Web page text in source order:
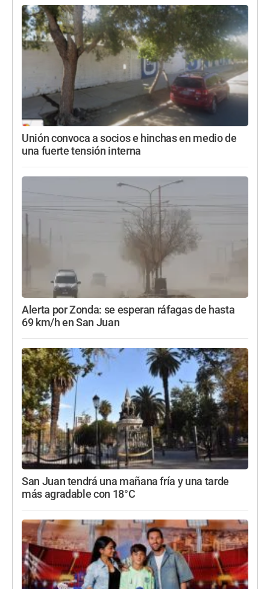
Unión convoca a socios e hinchas en medio de
una fuerte tensión interna
Alerta por Zonda: se esperan ráfagas de hasta
69 km/h en San Juan
San Juan tendrá una mañana fría y una tarde
más agradable con 18°C